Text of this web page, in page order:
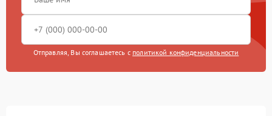
Отправляя, Вы соглашаетесь с политикой конфиденциальности